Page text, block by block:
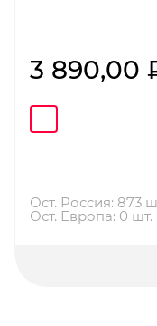
3 890,00
Ост. Россия: 873
Ост. Европа: 0 шт.